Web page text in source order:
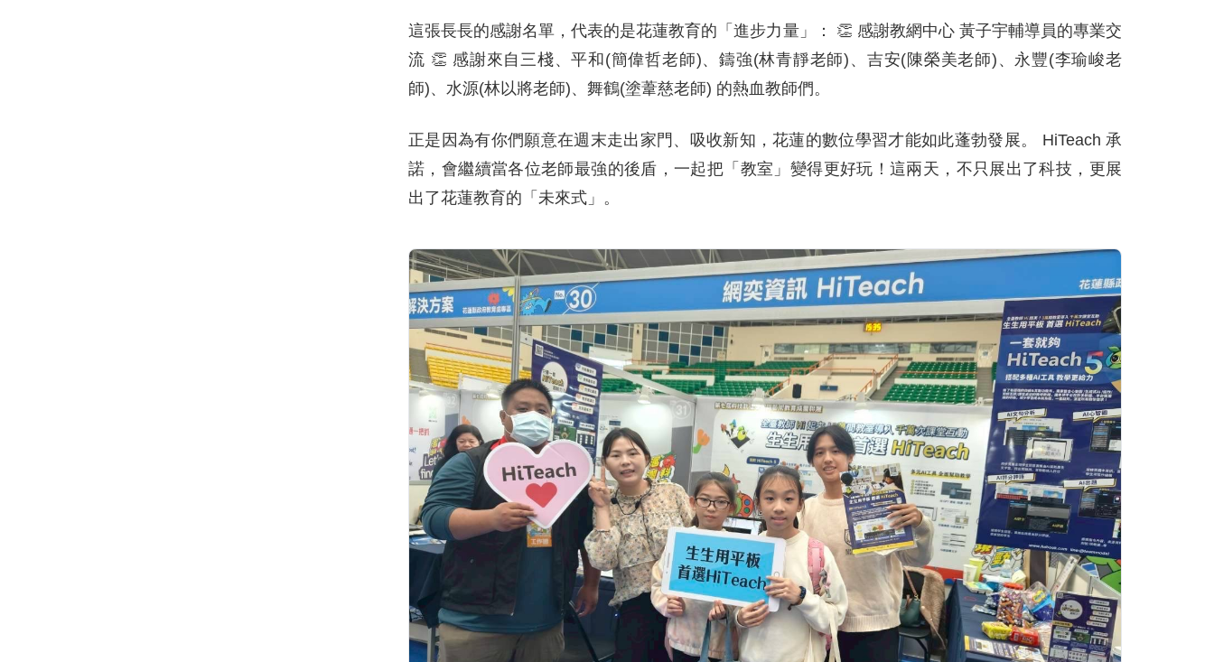
這張長長的感謝名單，代表的是花蓮教育的「進步力量」： 👏 感謝教網中心 黃子宇輔導員的專業交
流 👏 感謝來自三棧、平和(簡偉哲老師)、鑄強(林青靜老師)、吉安(陳榮美老師)、永豐(李瑜峻老
師)、水源(林以將老師)、舞鶴(塗葦慈老師) 的熱血教師們。
正是因為有你們願意在週末走出家門、吸收新知，花蓮的數位學習才能如此蓬勃發展。 HiTeach 承
諾，會繼續當各位老師最強的後盾，一起把「教室」變得更好玩！這兩天，不只展出了科技，更展
出了花蓮教育的「未來式」。